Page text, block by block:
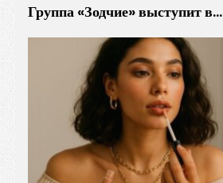
Группа «Зодчие» выступит в…